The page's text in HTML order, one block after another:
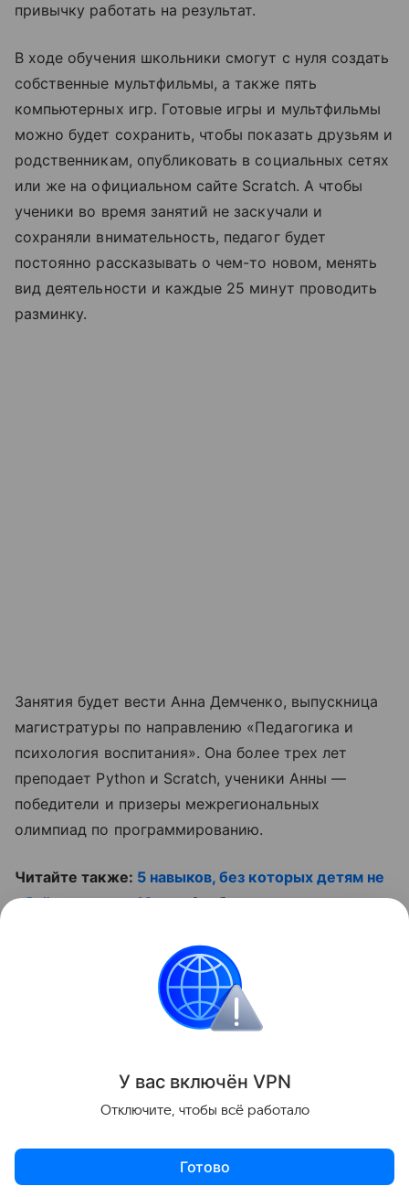
привычку работать на результат.
В ходе обучения школьники смогут с нуля создать
собственные мультфильмы, а также пять
компьютерных игр. Готовые игры и мультфильмы
можно будет сохранить, чтобы показать друзьям и
родственникам, опубликовать в социальных сетях
или же на официальном сайте Scratch. А чтобы
ученики во время занятий не заскучали и
сохраняли внимательность, педагог будет
постоянно рассказывать о чем-то новом, менять
вид деятельности и каждые 25 минут проводить
разминку.
Занятия будет вести Анна Демченко, выпускница
магистратуры по направлению «Педагогика и
психология воспитания». Она более трех лет
преподает Python и Scratch, ученики Анны —
победители и призеры межрегиональных
олимпиад по программированию.
Читайте также: 5 навыков, без которых детям не
обойтись через 10 лет. А о бесстрашных детях-
Контент недоступен
Поделиться
У вас включён VPN
Отключите, чтобы всё работало
Готово